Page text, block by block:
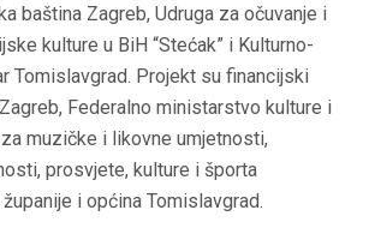
baština Zagreb, Udruga za očuvanje i
kulture u BiH “Stećak” i Kulturno-
Tomislavgrad. Projekt su financijski
Federalno ministarstvo kulture i
muzičke i likovne umjetnosti,
prosvjete, kulture i športa
i općina Tomislavgrad.